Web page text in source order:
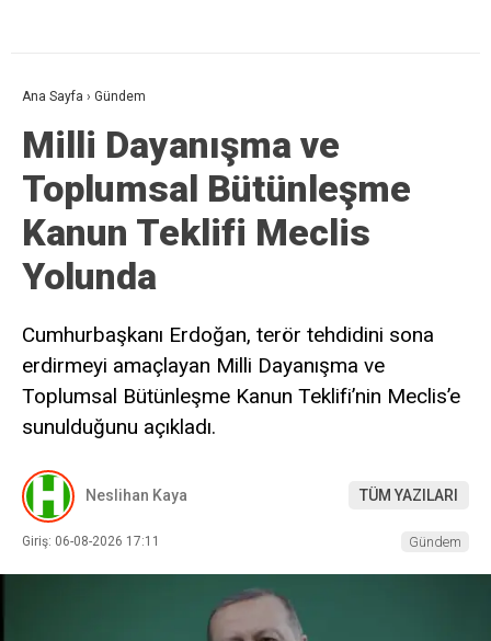
Ana Sayfa › Gündem
Milli Dayanışma ve
Toplumsal Bütünleşme
Kanun Teklifi Meclis
Yolunda
Cumhurbaşkanı Erdoğan, terör tehdidini sona
erdirmeyi amaçlayan Milli Dayanışma ve
Toplumsal Bütünleşme Kanun Teklifi’nin Meclis’e
sunulduğunu açıkladı.
Neslihan Kaya TÜM YAZILARI
Giriş: 06-08-2026 17:11 Gündem